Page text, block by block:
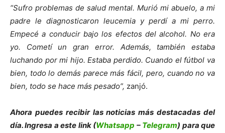
“Sufro problemas de salud mental. Murió mi abuelo, a mi
padre le diagnosticaron leucemia y perdí a mi perro.
Empecé a conducir bajo los efectos del alcohol. No era
yo. Cometí un gran error. Además, también estaba
luchando por mi hijo. Estaba perdido. Cuando el fútbol va
bien, todo lo demás parece más fácil, pero, cuando no va
bien, todo se hace más pesado”, zanjó.
Ahora puedes recibir las noticias más destacadas del
día. Ingresa a este link (Whatsapp – Telegram) para que